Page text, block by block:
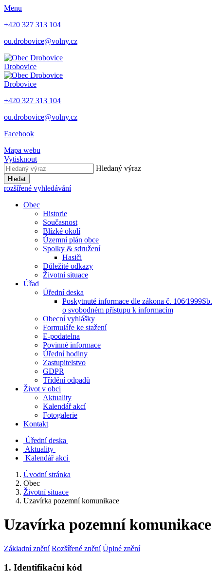
Menu
+420 327 313 104
ou.drobovice@volny.cz
Drobovice
Drobovice
+420 327 313 104
ou.drobovice@volny.cz
Facebook
Mapa webu
Vytisknout
Hledaný výraz
Hledat
rozšířené vyhledávání
Obec
Historie
Současnost
Blízké okolí
Územní plán obce
Spolky & sdružení
Hasiči
Důležité odkazy
Životní situace
Úřad
Úřední deska
Poskytnuté informace dle zákona č. 106⁄1999Sb.
o svobodném přístupu k informacím
Obecní vyhlášky
Formuláře ke stažení
E-podatelna
Povinné informace
Úřední hodiny
Zastupitelstvo
GDPR
Třídění odpadů
Život v obci
Aktuality
Kalendář akcí
Fotogalerie
Kontakt
Úřední deska
Aktuality
Kalendář akcí
Úvodní stránka
Obec
Životní situace
Uzavírka pozemní komunikace
Uzavírka pozemní komunikace
Základní znění Rozšířené znění Úplné znění
1. Identifikační kód